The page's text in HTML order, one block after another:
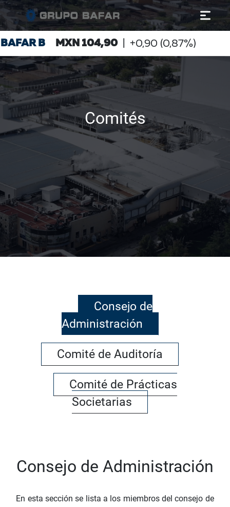
Comités
Consejo de
Administración
Comité de Auditoría
Comité de Prácticas
Societarias
Consejo de Administración
En esta sección se lista a los miembros del consejo de